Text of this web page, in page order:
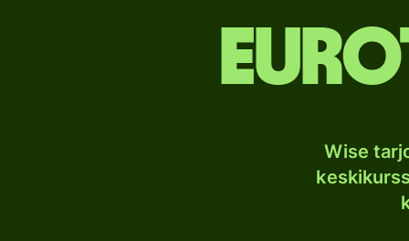
Wise